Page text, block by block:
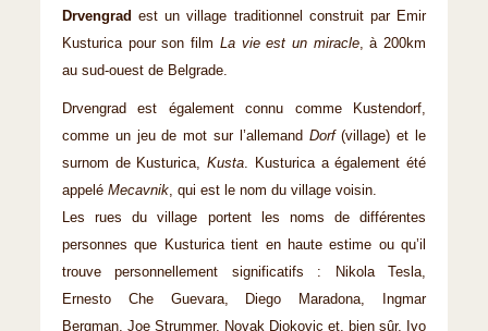
Drvengradest un village traditionnel construit par Emir
Kusturica pour son film La vie est un miracle, à 200km
au sud-ouest de Belgrade.
Drvengrad est également connu comme Kustendorf,
comme un jeu de mot sur l’allemand Dorf(village) et le
surnom de Kusturica,Kusta. Kusturica a également été
appelé Mecavnik, qui est le nom du village voisin.
Les rues du village portent les noms de différentes
personnes que Kusturica tient en haute estime ou qu’il
trouve personnellement significatifs : Nikola Tesla,
Ernesto Che Guevara, Diego Maradona, Ingmar
Bergman, Joe Strummer, Novak Djokovic et, bien sûr, Ivo